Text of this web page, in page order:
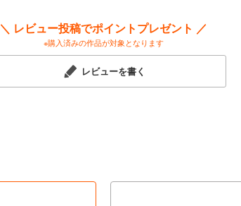
＼ レビュー投稿でポイントプレゼント ／
※購入済みの作品が対象となります
レビューを書く